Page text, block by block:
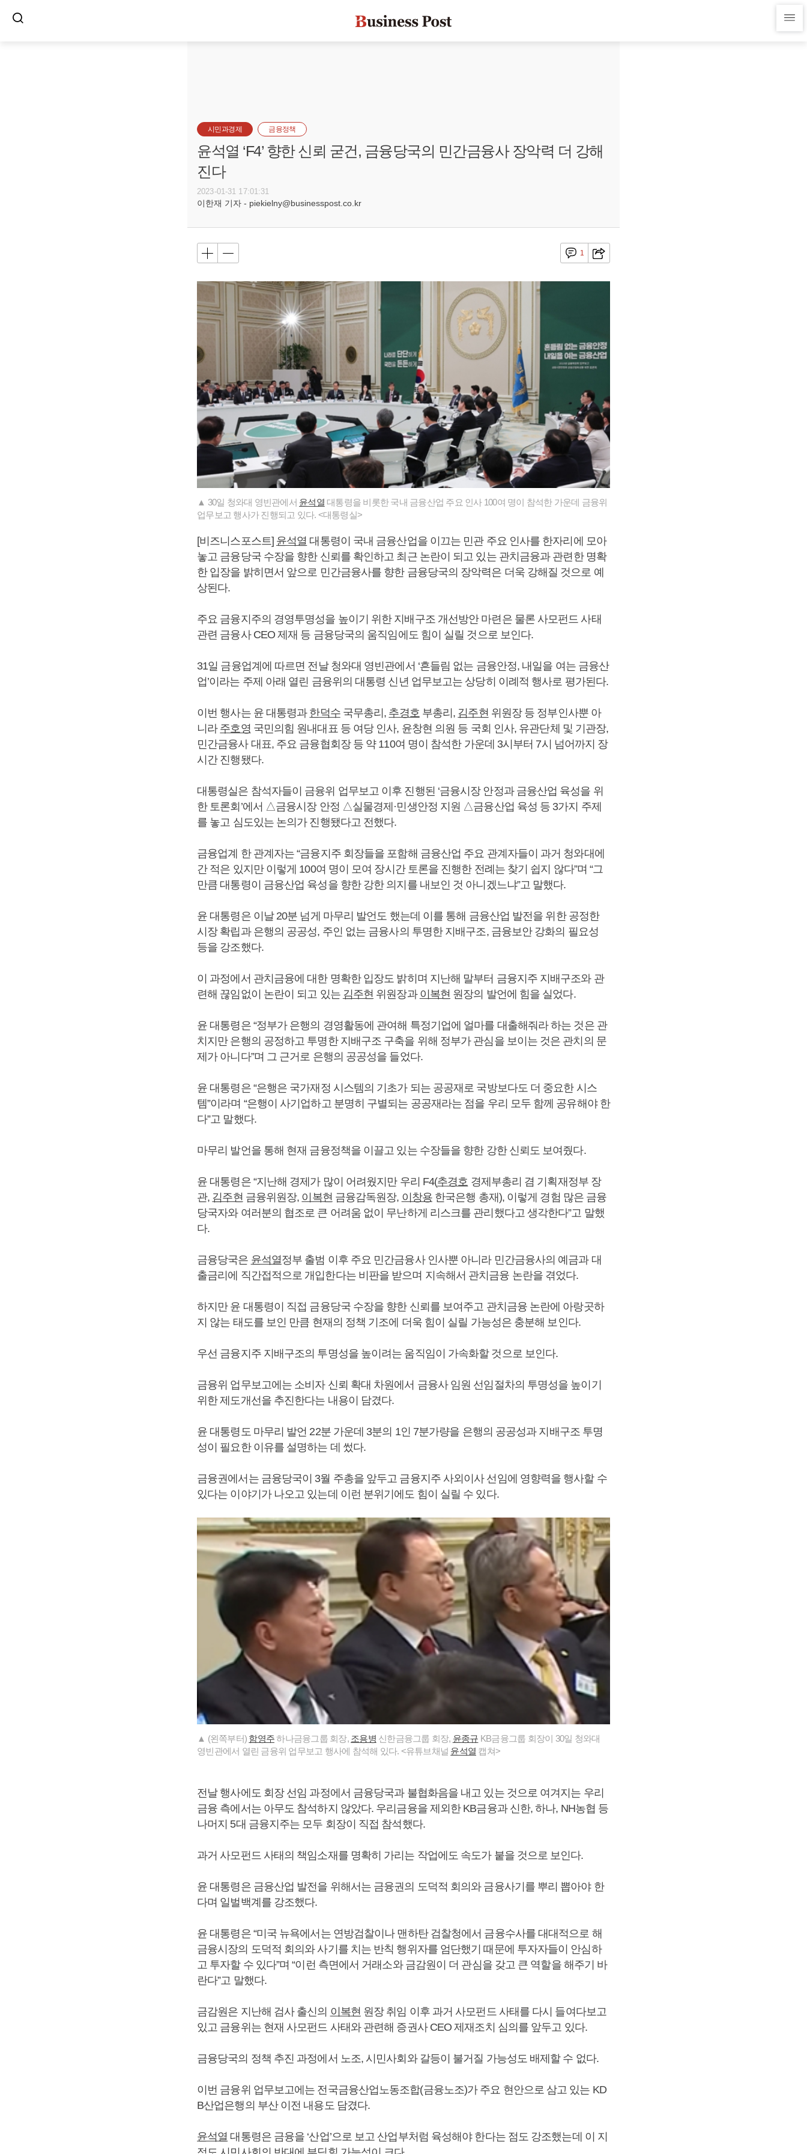
시민과경제 금융정책
윤석열 ‘F4’ 향한 신뢰 굳건, 금융당국의 민간금융사 장악력 더 강해
진다
2023-01-31 17:01:31
이한재 기자 - piekielny@businesspost.co.kr
1
▲ 30일 청와대 영빈관에서 윤석열 대통령을 비롯한 국내 금융산업 주요 인사 100여 명이 참석한 가운데 금융위
업무보고 행사가 진행되고 있다. <대통령실>
[비즈니스포스트] 윤석열 대통령이 국내 금융산업을 이끄는 민관 주요 인사를 한자리에 모아
놓고 금융당국 수장을 향한 신뢰를 확인하고 최근 논란이 되고 있는 관치금융과 관련한 명확
한 입장을 밝히면서 앞으로 민간금융사를 향한 금융당국의 장악력은 더욱 강해질 것으로 예
상된다.
주요 금융지주의 경영투명성을 높이기 위한 지배구조 개선방안 마련은 물론 사모펀드 사태
관련 금융사 CEO 제재 등 금융당국의 움직임에도 힘이 실릴 것으로 보인다.
31일 금융업계에 따르면 전날 청와대 영빈관에서 ‘흔들림 없는 금융안정, 내일을 여는 금융산
업’이라는 주제 아래 열린 금융위의 대통령 신년 업무보고는 상당히 이례적 행사로 평가된다.
이번 행사는 윤 대통령과 한덕수국무총리, 추경호부총리, 김주현 위원장 등 정부인사뿐 아
니라 주호영 국민의힘 원내대표 등 여당 인사, 윤창현 의원 등 국회 인사, 유관단체 및 기관장,
민간금융사 대표, 주요 금융협회장 등 약 110여 명이 참석한 가운데 3시부터 7시 넘어까지 장
시간 진행됐다.
대통령실은 참석자들이 금융위 업무보고 이후 진행된 ‘금융시장 안정과 금융산업 육성을 위
한 토론회’에서 △금융시장 안정 △실물경제·민생안정 지원 △금융산업 육성 등 3가지 주제
를 놓고 심도있는 논의가 진행됐다고 전했다.
금융업계 한 관계자는 “금융지주 회장들을 포함해 금융산업 주요 관계자들이 과거 청와대에
간 적은 있지만 이렇게 100여 명이 모여 장시간 토론을 진행한 전례는 찾기 쉽지 않다”며 “그
만큼 대통령이 금융산업 육성을 향한 강한 의지를 내보인 것 아니겠느냐”고 말했다.
윤 대통령은 이날 20분 넘게 마무리 발언도 했는데 이를 통해 금융산업 발전을 위한 공정한
시장 확립과 은행의 공공성, 주인 없는 금융사의 투명한 지배구조, 금융보안 강화의 필요성
등을 강조했다.
이 과정에서 관치금융에 대한 명확한 입장도 밝히며 지난해 말부터 금융지주 지배구조와 관
련해 끊임없이 논란이 되고 있는 김주현 위원장과 이복현 원장의 발언에 힘을 실었다.
윤 대통령은 “정부가 은행의 경영활동에 관여해 특정기업에 얼마를 대출해줘라 하는 것은 관
치지만 은행의 공정하고 투명한 지배구조 구축을 위해 정부가 관심을 보이는 것은 관치의 문
제가 아니다”며 그 근거로 은행의 공공성을 들었다.
윤 대통령은 “은행은 국가재정 시스템의 기초가 되는 공공재로 국방보다도 더 중요한 시스
템”이라며 “은행이 사기업하고 분명히 구별되는 공공재라는 점을 우리 모두 함께 공유해야 한
다”고 말했다.
마무리 발언을 통해 현재 금융정책을 이끌고 있는 수장들을 향한 강한 신뢰도 보여줬다.
윤 대통령은 “지난해 경제가 많이 어려웠지만 우리 F4(추경호 경제부총리 겸 기획재정부 장
관, 김주현 금융위원장, 이복현 금융감독원장, 이창용한국은행 총재), 이렇게 경험 많은 금융
당국자와 여러분의 협조로 큰 어려움 없이 무난하게 리스크를 관리했다고 생각한다”고 말했
다.
금융당국은 윤석열정부 출범 이후 주요 민간금융사 인사뿐 아니라 민간금융사의 예금과 대
출금리에 직간접적으로 개입한다는 비판을 받으며 지속해서 관치금융 논란을 겪었다.
하지만 윤 대통령이 직접 금융당국 수장을 향한 신뢰를 보여주고 관치금융 논란에 아랑곳하
지 않는 태도를 보인 만큼 현재의 정책 기조에 더욱 힘이 실릴 가능성은 충분해 보인다.
우선 금융지주 지배구조의 투명성을 높이려는 움직임이 가속화할 것으로 보인다.
금융위 업무보고에는 소비자 신뢰 확대 차원에서 금융사 임원 선임절차의 투명성을 높이기
위한 제도개선을 추진한다는 내용이 담겼다.
윤 대통령도 마무리 발언 22분 가운데 3분의 1인 7분가량을 은행의 공공성과 지배구조 투명
성이 필요한 이유를 설명하는 데 썼다.
금융권에서는 금융당국이 3월 주총을 앞두고 금융지주 사외이사 선임에 영향력을 행사할 수
있다는 이야기가 나오고 있는데 이런 분위기에도 힘이 실릴 수 있다.
▲ (왼쪽부터) 함영주하나금융그룹 회장, 조용병 신한금융그룹 회장, 윤종규 KB금융그룹 회장이 30일 청와대
영빈관에서 열린 금융위 업무보고 행사에 참석해 있다. <유튜브채널 윤석열 캡쳐>
전날 행사에도 회장 선임 과정에서 금융당국과 불협화음을 내고 있는 것으로 여겨지는 우리
금융 측에서는 아무도 참석하지 않았다. 우리금융을 제외한 KB금융과 신한, 하나, NH농협 등
나머지 5대 금융지주는 모두 회장이 직접 참석했다.
과거 사모펀드 사태의 책임소재를 명확히 가리는 작업에도 속도가 붙을 것으로 보인다.
윤 대통령은 금융산업 발전을 위해서는 금융권의 도덕적 회의와 금융사기를 뿌리 뽑아야 한
다며 일벌백계를 강조했다.
윤 대통령은 “미국 뉴욕에서는 연방검찰이나 맨하탄 검찰청에서 금융수사를 대대적으로 해
금융시장의 도덕적 회의와 사기를 치는 반칙 행위자를 엄단했기 때문에 투자자들이 안심하
고 투자할 수 있다”며 “이런 측면에서 거래소와 금감원이 더 관심을 갖고 큰 역할을 해주기 바
란다”고 말했다.
금감원은 지난해 검사 출신의 이복현 원장 취임 이후 과거 사모펀드 사태를 다시 들여다보고
있고 금융위는 현재 사모펀드 사태와 관련해 증권사 CEO 제재조치 심의를 앞두고 있다.
금융당국의 정책 추진 과정에서 노조, 시민사회와 갈등이 불거질 가능성도 배제할 수 없다.
이번 금융위 업무보고에는 전국금융산업노동조합(금융노조)가 주요 현안으로 삼고 있는 KD
B산업은행의 부산 이전 내용도 담겼다.
윤석열 대통령은 금융을 ‘산업’으로 보고 산업부처럼 육성해야 한다는 점도 강조했는데 이 지